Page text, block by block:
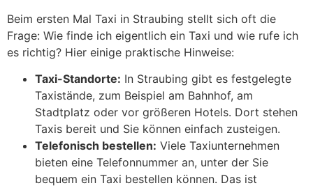
Beim ersten Mal Taxi in Straubing stellt sich oft die
Frage: Wie finde ich eigentlich ein Taxi und wie rufe ich
es richtig? Hier einige praktische Hinweise:
Taxi-Standorte: In Straubing gibt es festgelegte
Taxistände, zum Beispiel am Bahnhof, am
Stadtplatz oder vor größeren Hotels. Dort stehen
Taxis bereit und Sie können einfach zusteigen.
Telefonisch bestellen: Viele Taxiunternehmen
bieten eine Telefonnummer an, unter der Sie
bequem ein Taxi bestellen können. Das ist